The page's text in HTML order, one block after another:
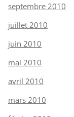
septembre 2010
juillet 2010
juin 2010
mai 2010
avril 2010
mars 2010